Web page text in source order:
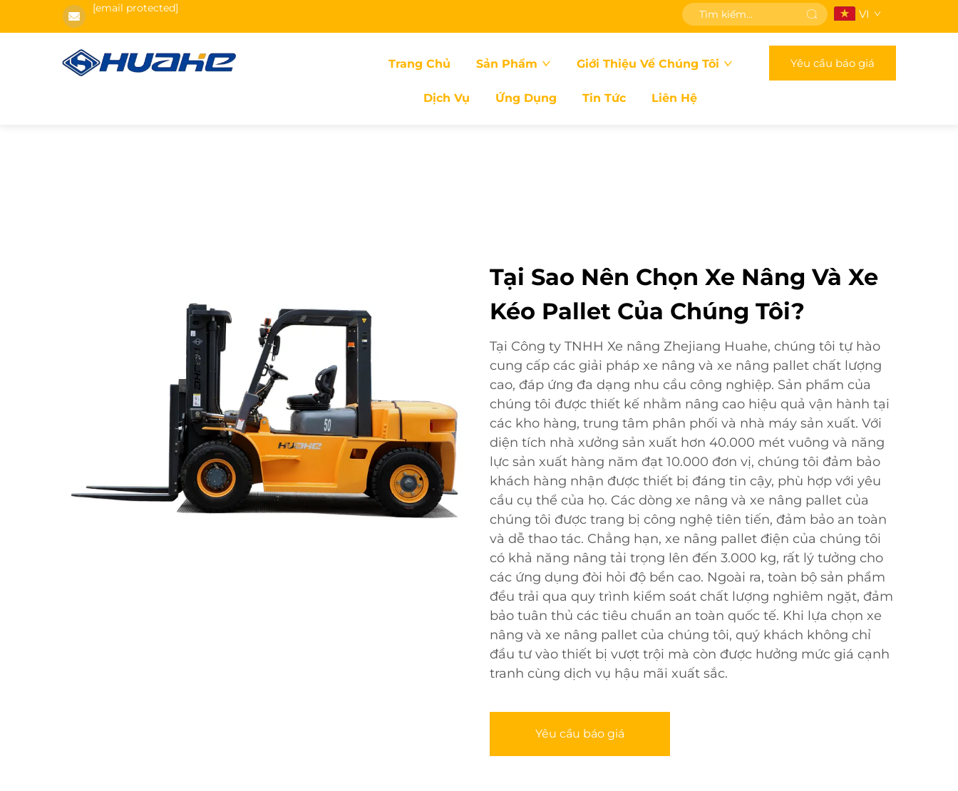
[email protected] VI
Trang Chủ Sản Phẩm Giới Thiệu Về Chúng Tôi
Dịch Vụ Ứng Dụng Tin Tức Liên Hệ
Yêu cầu báo giá
Tại Sao Nên Chọn Xe Nâng Và Xe
Kéo Pallet Của Chúng Tôi?
Tại Công ty TNHH Xe nâng Zhejiang Huahe, chúng tôi tự hào
cung cấp các giải pháp xe nâng và xe nâng pallet chất lượng
cao, đáp ứng đa dạng nhu cầu công nghiệp. Sản phẩm của
chúng tôi được thiết kế nhằm nâng cao hiệu quả vận hành tại
các kho hàng, trung tâm phân phối và nhà máy sản xuất. Với
diện tích nhà xưởng sản xuất hơn 40.000 mét vuông và năng
lực sản xuất hàng năm đạt 10.000 đơn vị, chúng tôi đảm bảo
khách hàng nhận được thiết bị đáng tin cậy, phù hợp với yêu
cầu cụ thể của họ. Các dòng xe nâng và xe nâng pallet của
chúng tôi được trang bị công nghệ tiên tiến, đảm bảo an toàn
và dễ thao tác. Chẳng hạn, xe nâng pallet điện của chúng tôi
có khả năng nâng tải trọng lên đến 3.000 kg, rất lý tưởng cho
các ứng dụng đòi hỏi độ bền cao. Ngoài ra, toàn bộ sản phẩm
đều trải qua quy trình kiểm soát chất lượng nghiêm ngặt, đảm
bảo tuân thủ các tiêu chuẩn an toàn quốc tế. Khi lựa chọn xe
nâng và xe nâng pallet của chúng tôi, quý khách không chỉ
đầu tư vào thiết bị vượt trội mà còn được hưởng mức giá cạnh
tranh cùng dịch vụ hậu mãi xuất sắc.
Yêu cầu báo giá